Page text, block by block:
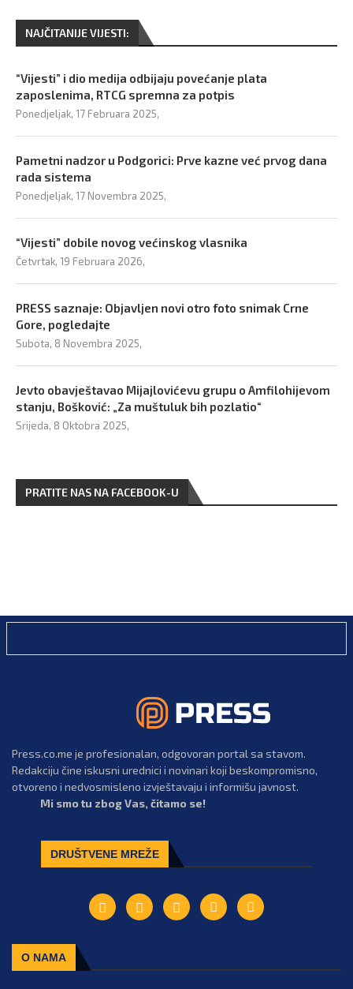
NAJČITANIJE VIJESTI:
“Vijesti” i dio medija odbijaju povećanje plata
zaposlenima, RTCG spremna za potpis
Ponedjeljak, 17 Februara 2025,
Pametni nadzor u Podgorici: Prve kazne već prvog dana
rada sistema
Ponedjeljak, 17 Novembra 2025,
“Vijesti” dobile novog većinskog vlasnika
Četvrtak, 19 Februara 2026,
PRESS saznaje: Objavljen novi otro foto snimak Crne
Gore, pogledajte
Subota, 8 Novembra 2025,
Jevto obavještavao Mijajlovićevu grupu o Amfilohijevom
stanju, Bošković: „Za muštuluk bih pozlatio“
Srijeda, 8 Oktobra 2025,
PRATITE NAS NA FACEBOOK-U
Press.co.me je profesionalan, odgovoran portal sa stavom.
Redakciju čine iskusni urednici i novinari koji beskompromisno,
otvoreno i nedvosmisleno izvještavaju i informišu javnost.
Mi smo tu zbog Vas, čitamo se!
DRUŠTVENE MREŽE
O NAMA